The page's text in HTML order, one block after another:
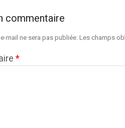
commentaire
mail ne sera pas publiée.Les champs
*